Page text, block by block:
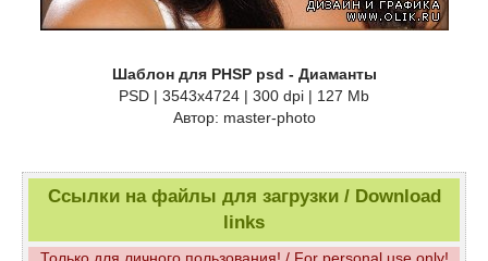
Шаблон для PHSP psd - Диаманты
PSD | 3543x4724 | 300 dpi | 127 Mb
Автор: master-photo
Ссылки на файлы для загрузки / Download
links